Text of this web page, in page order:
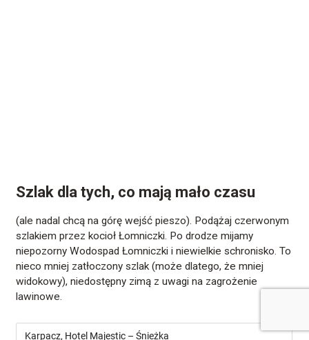
Szlak dla tych, co mają mało czasu
(ale nadal chcą na górę wejść pieszo). Podążaj czerwonym
szlakiem przez kocioł Łomniczki. Po drodze mijamy
niepozorny Wodospad Łomniczki i niewielkie schronisko. To
nieco mniej zatłoczony szlak (może dlatego, że mniej
widokowy), niedostępny zimą z uwagi na zagrożenie
lawinowe.